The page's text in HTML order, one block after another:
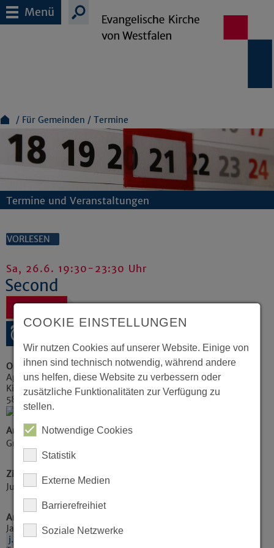
Menü
Für Gemeinden Termine
Termine und Veranstaltungen
VORLESEN
Sa, 26.6. 19:30-23:30 Uhr
Second
Zurück
Ort
Apostelkirche
Kirchstraße 16
58515
Art der Veranstaltung / Kategorie
Gruppen / Kreise
Zielgruppe
Jugendliche, Konfirmanden
Ansprechpartner
Jan Trimpop
j.trimpop@evvkg.de
COOKIE EINSTELLUNGEN
Wir nutzen Cookies auf unserer Website. Einige von
ihnen sind technisch notwendig, während andere
uns helfen, diese Website zu verbessern oder
zusätzliche Funktionalitäten zur Verfügung zu
stellen.
Notwendige Cookies
Statistik
Externe Medien
Barrierefreihiet
Soziale Netzwerke